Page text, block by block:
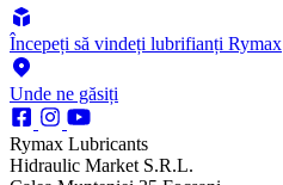
Începeți să vindeți lubrifianți Rymax
Unde ne găsiți
Rymax Lubricants
Hidraulic Market S.R.L.